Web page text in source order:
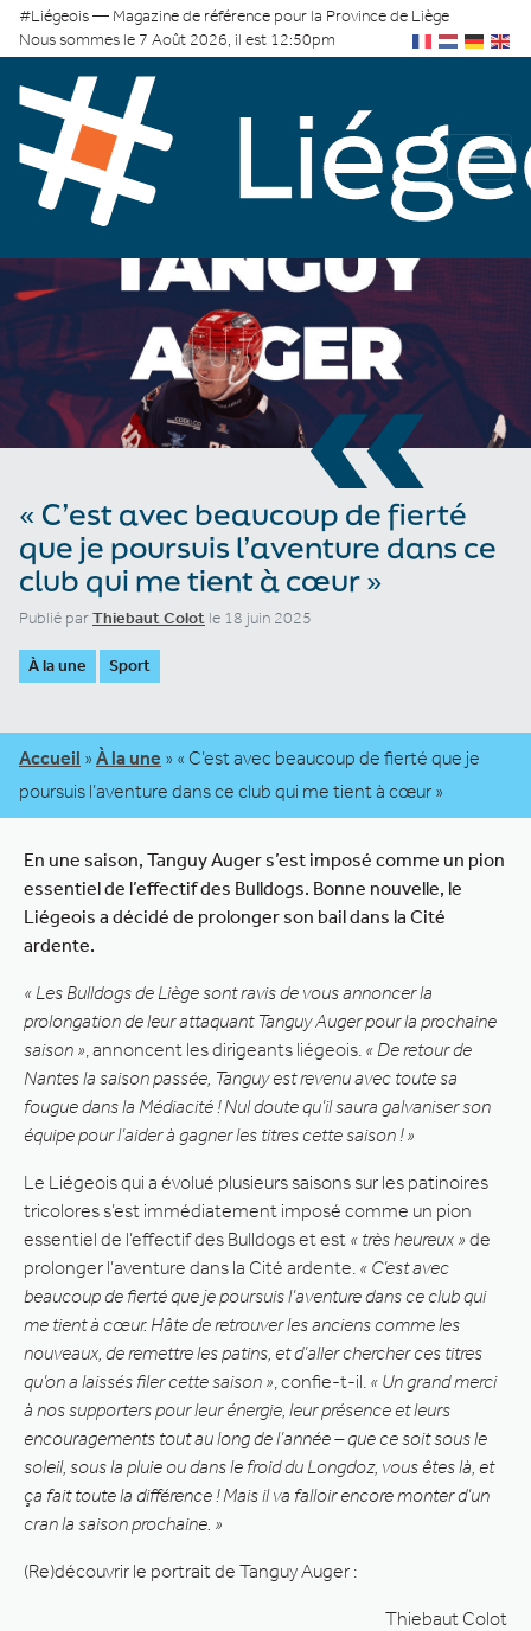
#Liégeois — Magazine de référence pour la Province de Liège
Nous sommes le 7 Août 2026, il est 12:50pm
«
« C’est avec beaucoup de fierté
que je poursuis l’aventure dans ce
club qui me tient à cœur »
Publié parThiebaut Colot le 18 juin 2025
À la une Sport
Accueil » À la une » « C’est avec beaucoup de fierté que je
poursuis l’aventure dans ce club qui me tient à cœur »
En une saison, Tanguy Auger s’est imposé comme un pion
essentiel de l’effectif des Bulldogs. Bonne nouvelle, le
Liégeois a décidé de prolonger son bail dans la Cité
ardente.
« Les Bulldogs de Liège sont ravis de vous annoncer la
prolongation de leur attaquant Tanguy Auger pour la prochaine
saison » , annoncent les dirigeants liégeois. « De retour de
Nantes la saison passée, Tanguy est revenu avec toute sa
fougue dans la Médiacité ! Nul doute qu’il saura galvaniser son
équipe pour l’aider à gagner les titres cette saison ! »
Le Liégeois qui a évolué plusieurs saisons sur les patinoires
tricolores s’est immédiatement imposé comme un pion
essentiel de l’effectif des Bulldogs et est « très heureux » de
prolonger l’aventure dans la Cité ardente. « C’est avec
beaucoup de fierté que je poursuis l’aventure dans ce club qui
me tient à cœur. Hâte de retrouver les anciens comme les
nouveaux, de remettre les patins, et d’aller chercher ces titres
qu’on a laissés filer cette saison » , confie-t-il. « Un grand merci
à nos supporters pour leur énergie, leur présence et leurs
encouragements tout au long de l’année – que ce soit sous le
soleil, sous la pluie ou dans le froid du Longdoz, vous êtes là, et
ça fait toute la différence ! Mais il va falloir encore monter d’un
cran la saison prochaine. »
(Re)découvrir le portrait de Tanguy Auger :
Thiebaut Colot